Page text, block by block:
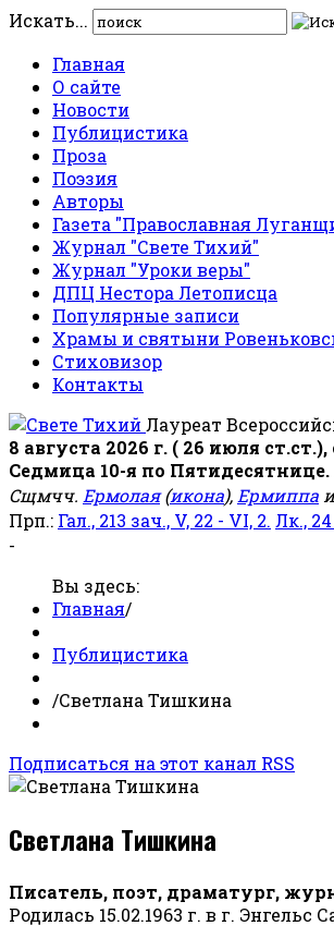
Искать...
Главная
О сайте
Новости
Публицистика
Проза
Поэзия
Авторы
Газета "Православная
Журнал "Свете Тихий"
Журнал "Уроки веры"
ДПЦ Нестора Летописца
Популярные записи
Храмы и святыни
Стиховизор
Контакты
Лауреат
8 августа 2026 г. ( 26 июля
Седмица 10-я по Пятидесятнице.
Сщмчч. Ермолая(икона), Ермиппа
Прп.: Гал., 213 зач., V, 22 - VI, 2. Лк.,
-
Вы здесь:
Главная/
Публицистика
/Светлана Тишкина
Подписаться на этот канал RSS
Светлана Тишкина
Писатель, поэт, драматург,
Родилась 15.02.1963 г. в г.